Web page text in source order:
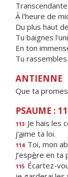
À l'heure de
Du plus haut
Tu baignes
En ton
Tu
ANTIENNE
Que ta
PSAUME :
113 Je hais les
j’aime ta loi.
114 Toi, mon
J’espère en ta
115 Écartez-